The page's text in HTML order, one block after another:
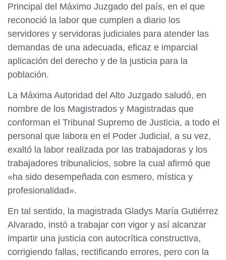
Principal del Máximo Juzgado del país, en el que
reconoció la labor que cumplen a diario los
servidores y servidoras judiciales para atender las
demandas de una adecuada, eficaz e imparcial
aplicación del derecho y de la justicia para la
población.
La Máxima Autoridad del Alto Juzgado saludó, en
nombre de los Magistrados y Magistradas que
conforman el Tribunal Supremo de Justicia, a todo el
personal que labora en el Poder Judicial, a su vez,
exaltó la labor realizada por las trabajadoras y los
trabajadores tribunalicios, sobre la cual afirmó que
«ha sido desempeñada con esmero, mística y
profesionalidad».
En tal sentido, la magistrada Gladys María Gutiérrez
Alvarado, instó a trabajar con vigor y así alcanzar
impartir una justicia con autocrítica constructiva,
corrigiendo fallas, rectificando errores, pero con la